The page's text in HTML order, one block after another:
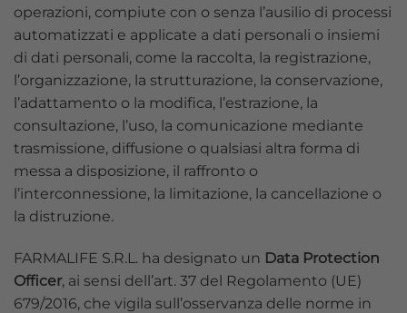
operazioni, compiute con o senza l’ausilio di processi
automatizzati e applicate a dati personali o insiemi
di dati personali, come la raccolta, la registrazione,
l’organizzazione, la strutturazione, la conservazione,
l’adattamento o la modifica, l’estrazione, la
consultazione, l’uso, la comunicazione mediante
trasmissione, diffusione o qualsiasi altra forma di
messa a disposizione, il raffronto o
l’interconnessione, la limitazione, la cancellazione o
la distruzione.
FARMALIFE S.R.L. ha designato un Data Protection
Officer, ai sensi dell’art. 37 del Regolamento (UE)
679/2016, che vigila sull’osservanza delle norme in